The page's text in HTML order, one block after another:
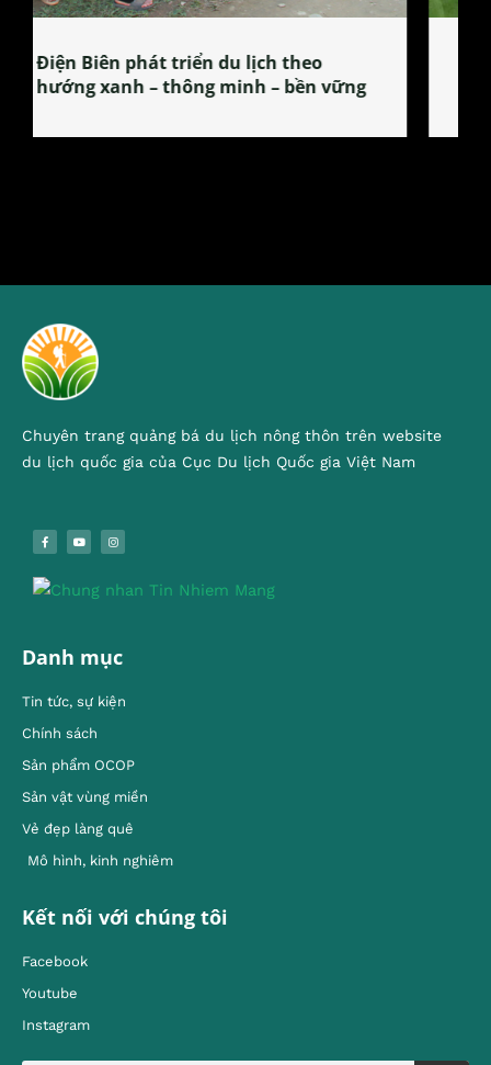
Làng làm bánh tẻ Phú Nhi – nơi lan
tỏa đặc sản xứ Đoài
Chuyên trang quảng bá du lịch nông thôn trên website
du lịch quốc gia của Cục Du lịch Quốc gia Việt Nam
Danh mục
Tin tức, sự kiện
Chính sách
Sản phẩm OCOP
Sản vật vùng miền
Vẻ đẹp làng quê
Mô hình, kinh nghiêm
Kết nối với chúng tôi
Facebook
Youtube
Instagram